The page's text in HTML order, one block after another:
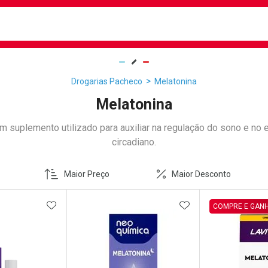
Drogarias Pacheco Melatonina
Melatonina
suplemento utilizado para auxiliar na regulação do sono e no
circadiano.
Maior Preço Maior Desconto
ADICIONAR AOS FAVORITOSADICIONAR AOS